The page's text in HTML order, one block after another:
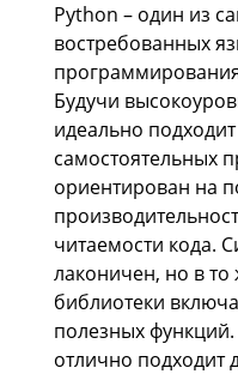
Python – один из
востребованных
Будучи
идеально
самостоятельных
ориентирован на
читаемости кода.
лаконичен, но в то
библиотеки
полезных
отлично подходит